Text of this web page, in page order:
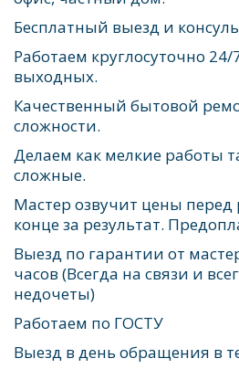
Бесплатный выезд и
Работаем круглосуточно
выходных.
Качественный бытовой
сложности.
Делаем как мелкие работы
сложные.
Мастер озвучит цены перед
конце за результат.
Выезд по гарантии от
часов (Всегда на связи и
недочеты)
Работаем по ГОСТУ
Выезд в день обращения в